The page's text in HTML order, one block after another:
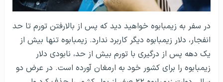
در سفر به زیمبابوه خواهید دید که پس از بالارفتن تورم تا حد
انفجار، دلار زیمبابوه دیگر کاربرد ندارد. زیمبابوه تنها بیش از
یک دهه پس از درگیری با تورم بیش از حد، نابودی دلار
زیمبابوه را برای کشور خود به ارمغان آورده است. در عرض دو